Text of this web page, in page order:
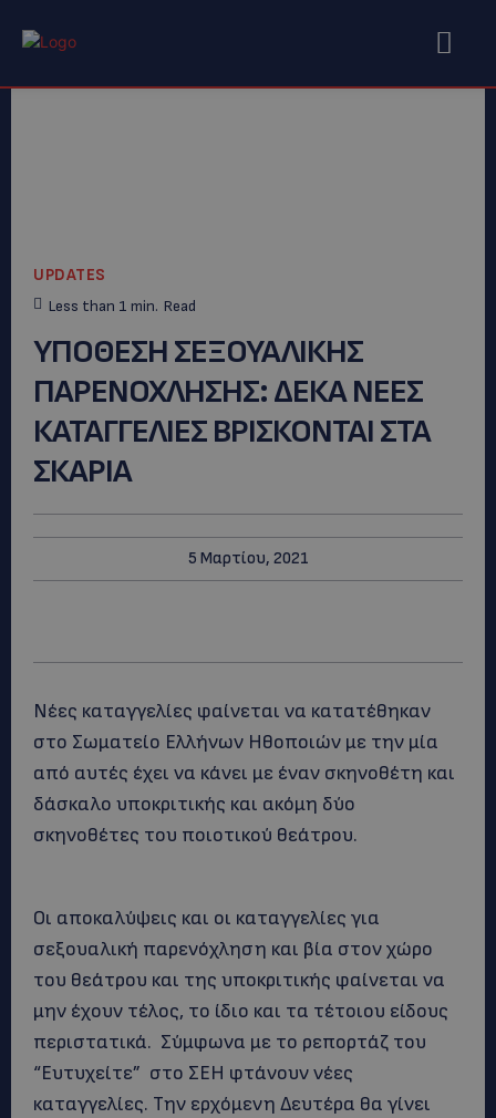
UPDATES
Less than 1 min. Read
ΥΠΟΘΕΣΗ ΣΕΞΟΥΑΛΙΚΗΣ
ΠΑΡΕΝΟΧΛΗΣΗΣ: ΔΕΚΑ ΝΕΕΣ
ΚΑΤΑΓΓΕΛΙΕΣ ΒΡΙΣΚΟΝΤΑΙ ΣΤΑ
ΣΚΑΡΙΑ
5 Μαρτίου, 2021
Νέες καταγγελίες φαίνεται να κατατέθηκαν
στο Σωματείο Ελλήνων Ηθοποιών με την μία
από αυτές έχει να κάνει με έναν σκηνοθέτη και
δάσκαλο υποκριτικής και ακόμη δύο
σκηνοθέτες του ποιοτικού θεάτρου.
Οι αποκαλύψεις και οι καταγγελίες για
σεξουαλική παρενόχληση και βία στον χώρο
του θεάτρου και της υποκριτικής φαίνεται να
μην έχουν τέλος, το ίδιο και τα τέτοιου είδους
περιστατικά. Σύμφωνα με το ρεπορτάζ του
“Ευτυχείτε” στο ΣΕΗ φτάνουν νέες
καταγγελίες. Την ερχόμενη Δευτέρα θα γίνει